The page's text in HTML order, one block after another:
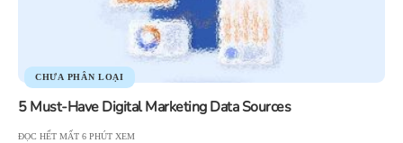
CHƯA PHÂN LOẠI
5 Must-Have Digital Marketing Data Sources
ĐỌC HẾT MẤT 6 PHÚT XEM